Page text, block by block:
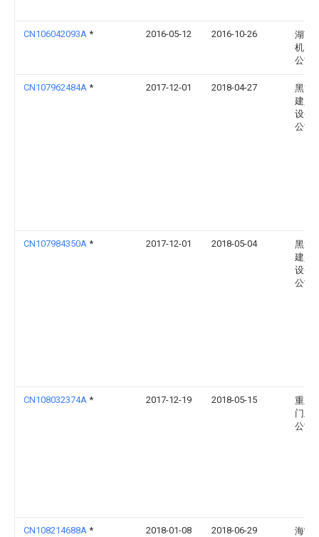
CN106042093A * 2016-05-12 2016-10-26
湖南
机电
公司
CN107962484A * 2017-12-01 2018-04-27
黑龙
建兴
设备
公司
CN107984350A * 2017-12-01 2018-05-04
黑龙
建兴
设备
公司
CN108032374A * 2017-12-19 2018-05-15
重庆
门业
公司
CN108214688A * 2018-01-08 2018-06-29
海宁